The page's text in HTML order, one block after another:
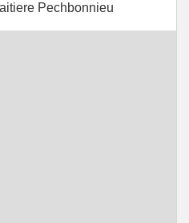
Pechbonnieu